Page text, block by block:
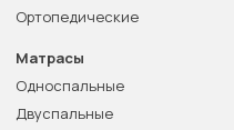
Ортопедические
Матрасы
Односпальные
Двуспальные